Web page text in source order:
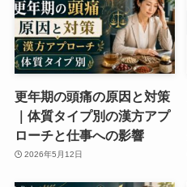
更年期の頭痛の原因と対策
｜体質タイプ別の漢方アプ
ローチと仕事への影響
2026年5月12日